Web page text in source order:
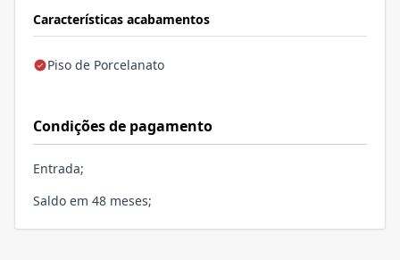
Características acabamentos
Piso de Porcelanato
Condições de pagamento
Entrada;
Saldo em 48 meses;